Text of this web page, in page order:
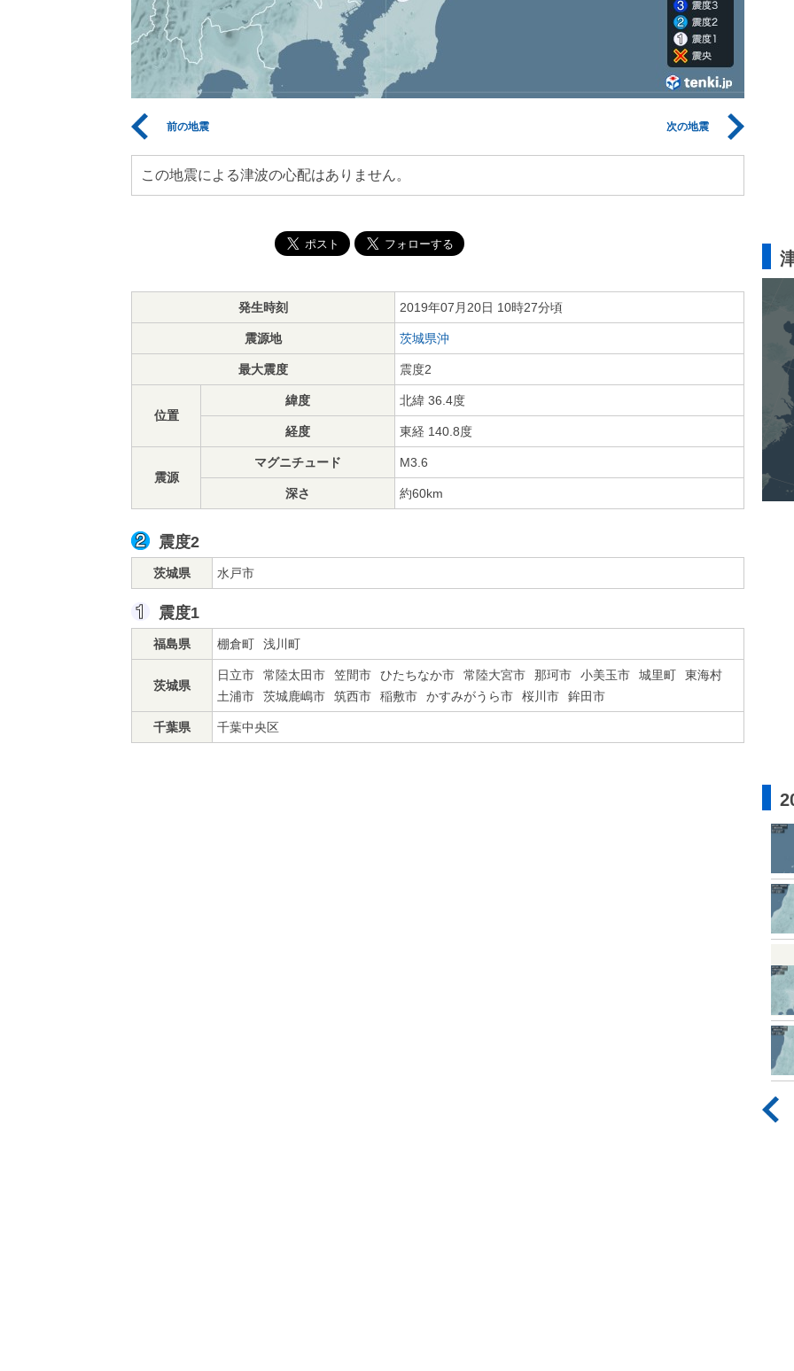
前の地震 次の地震
この地震による津波の心配はありません。
発生時刻 2019年07月20日 10時27分頃
震源地 茨城県沖
最大震度 震度2
位置
緯度 北緯 36.4度
経度 東経 140.8度
震源
マグニチュード M3.6
深さ 約60km
震度2
茨城県 水戸市
震度1
福島県 棚倉町 浅川町
茨城県
日立市 常陸太田市 笠間市 ひたちなか市 常陸大宮市 那珂市 小美玉市 城里町
東海村
土浦市
茨城鹿嶋市 筑西市 稲敷市 かすみがうら市 桜川市 鉾田市
千葉県 千葉中央区